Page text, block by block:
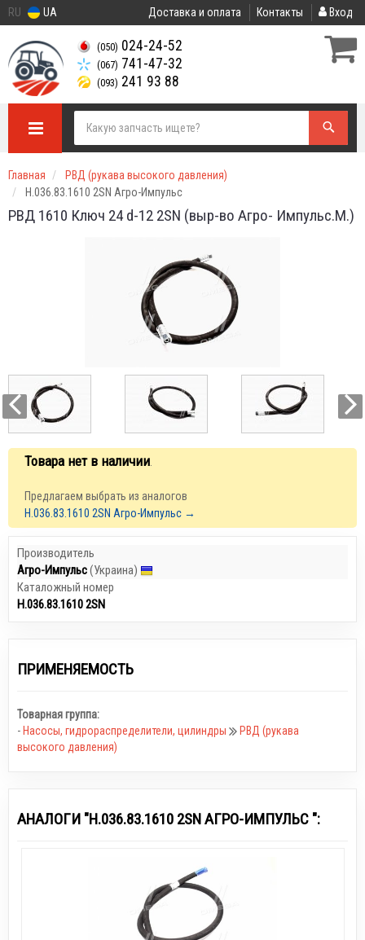
RU UA Доставка и оплата Контакты Вход
(050) 024-24-52
(067) 741-47-32
(093) 241 93 88
Главная
РВД (рукава высокого давления)
Н.036.83.1610 2SN Агро-Импульс
РВД 1610 Ключ 24 d-12 2SN (выр-во Агро- Импульс.М.)
Товара нет в наличии
Предлагаем выбрать из аналогов
Н.036.83.1610 2SN Агро-Импульс →
Производитель
Агро-Импульс(Украина)
Каталожный номер
Н.036.83.1610 2SN
ПРИМЕНЯЕМОСТЬ
Товарная группа:
-Насосы, гидрораспределители, цилиндры
РВД (рукава
высокого давления)
АНАЛОГИ "Н.036.83.1610 2SN АГРО-ИМПУЛЬС ":